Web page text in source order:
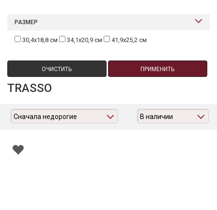
РАЗМЕР
30,4х18,8 см 34,1х20,9 см 41,9х25,2 см
ОЧИСТИТЬ ПРИМЕНИТЬ
TRASSO
Сначала недорогие В наличии